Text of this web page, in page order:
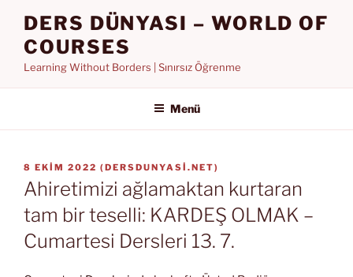
DERS DÜNYASI – WORLD OF
COURSES
Learning Without Borders | Sınırsız Öğrenme
Menü
YAYIM
TARIHI
8 EKIM 2022 (DERSDUNYASI.NET)
Ahiretimizi ağlamaktan kurtaran
tam bir teselli: KARDEŞ OLMAK –
Cumartesi Dersleri 13. 7.